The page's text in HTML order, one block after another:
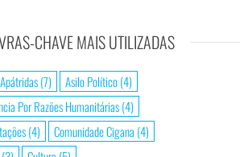
CHAVE MAIS UTILIZADAS
Apátridas(7) Asilo Político(4)
Por Razões Humanitárias(4)
(4) Comunidade Cigana (4)